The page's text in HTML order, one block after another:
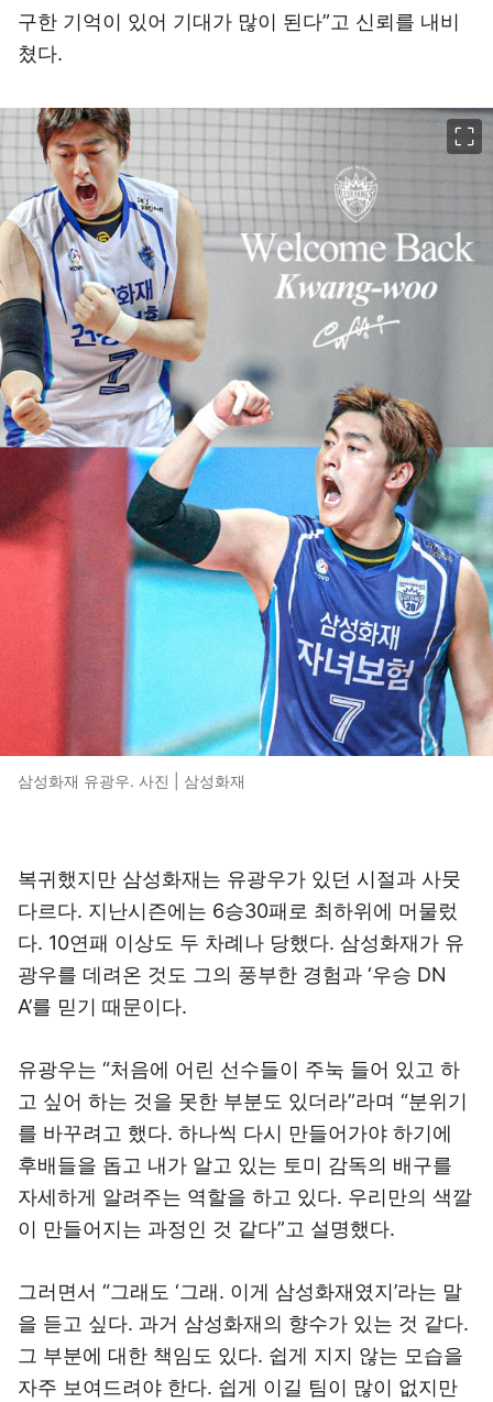
구한 기억이 있어 기대가 많이 된다”고 신뢰를 내비
쳤다.
삼성화재 유광우. 사진 | 삼성화재
복귀했지만 삼성화재는 유광우가 있던 시절과 사뭇
다르다. 지난시즌에는 6승30패로 최하위에 머물렀
다. 10연패 이상도 두 차례나 당했다. 삼성화재가 유
광우를 데려온 것도 그의 풍부한 경험과 ‘우승 DN
A’를 믿기 때문이다.
유광우는 “처음에 어린 선수들이 주눅 들어 있고 하
고 싶어 하는 것을 못한 부분도 있더라”라며 “분위기
를 바꾸려고 했다. 하나씩 다시 만들어가야 하기에
후배들을 돕고 내가 알고 있는 토미 감독의 배구를
자세하게 알려주는 역할을 하고 있다. 우리만의 색깔
이 만들어지는 과정인 것 같다”고 설명했다.
그러면서 “그래도 ‘그래. 이게 삼성화재였지’라는 말
을 듣고 싶다. 과거 삼성화재의 향수가 있는 것 같다.
그 부분에 대한 책임도 있다. 쉽게 지지 않는 모습을
자주 보여드려야 한다. 쉽게 이길 팀이 많이 없지만